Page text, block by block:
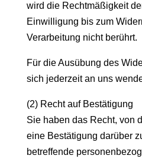
wird die Rechtmäßigkeit
Einwilligung bis zum
Verarbeitung nicht berührt.
Für die Ausübung des
sich jederzeit an uns
(2) Recht auf Bestätigung
Sie haben das Recht, von
eine Bestätigung darüber
betreffende